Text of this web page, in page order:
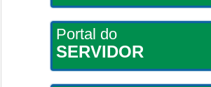
Portal do
SERVIDOR